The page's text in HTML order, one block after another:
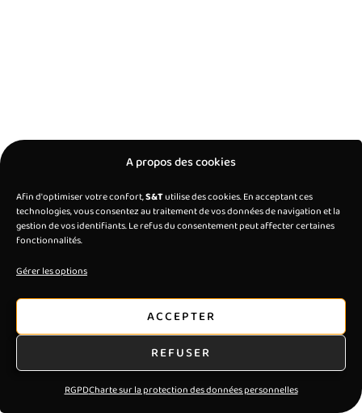
A propos des cookies
Afin d'optimiser votre confort,S&Tutilise des cookies. En acceptant ces
technologies, vous consentez au traitement de vos données de navigation et la
gestion de vos identifiants. Le refus du consentement peut affecter certaines
fonctionnalités.
Gérer les options
ACCEPTER
REFUSER
RGPDCharte sur la protection des données personnelles